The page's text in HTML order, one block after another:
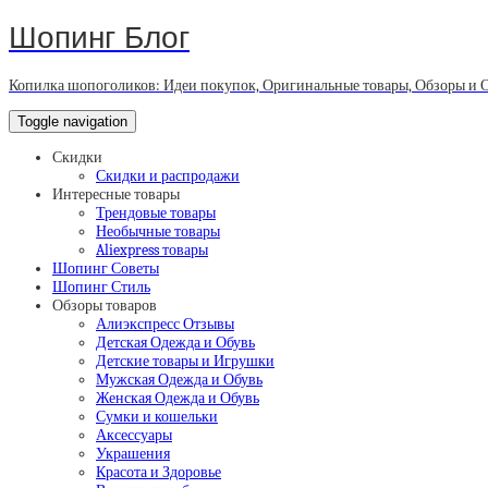
Шопинг Блог
Копилка шопоголиков: Идеи покупок, Оригинальные товары, Обзоры и
Toggle navigation
Скидки
Скидки и распродажи
Интересные товары
Трендовые товары
Необычные товары
Aliexpress товары
Шопинг Советы
Шопинг Стиль
Обзоры товаров
Алиэкспресс Отзывы
Детская Одежда и Обувь
Детские товары и Игрушки
Мужская Одежда и Обувь
Женская Одежда и Обувь
Сумки и кошельки
Аксессуары
Украшения
Красота и Здоровье